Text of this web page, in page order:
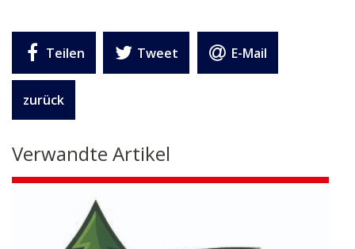
Teilen Tweet E-Mail
zurück
Verwandte Artikel